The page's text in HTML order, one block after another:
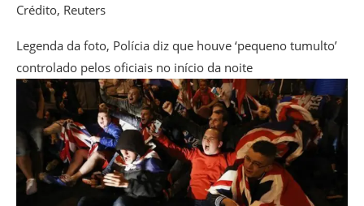
Crédito, Reuters
Legenda da foto, Polícia diz que houve ‘pequeno tumulto’
controlado pelos oficiais no início da noite